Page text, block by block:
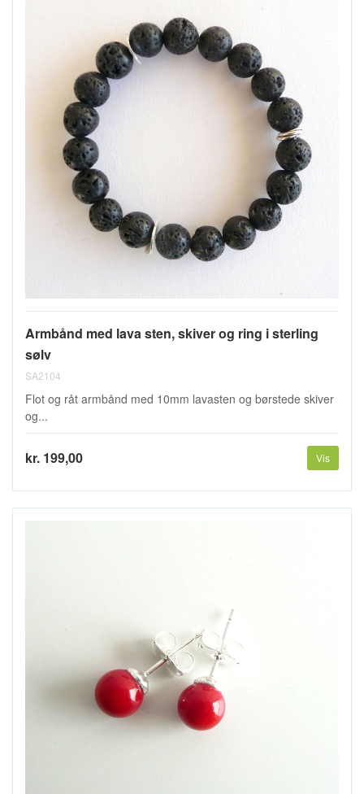
Armbånd med lava sten, skiver og ring i sterling
sølv
SA2104
Flot og råt armbånd med 10mm lavasten og børstede skiver
og...
kr. 199,00 Vis